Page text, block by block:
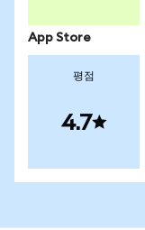
App Store
평점
4.7